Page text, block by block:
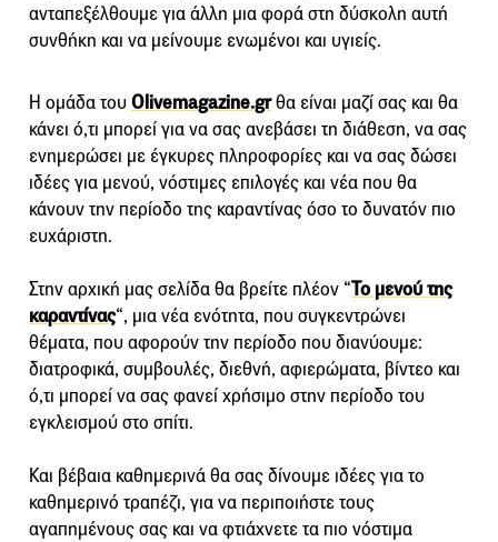
ανταπεξέλθουμε για άλλη μια φορά στη δύσκολη αυτή
συνθήκη και να μείνουμε ενωμένοι και υγιείς.
Η ομάδα του Olivemagazine.grθα είναι μαζί σας και θα
κάνει ό,τι μπορεί για να σας ανεβάσει τη διάθεση, να σας
ενημερώσει με έγκυρες πληροφορίες και να σας δώσει
ιδέες για μενού, νόστιμες επιλογές και νέα που θα
κάνουν την περίοδο της καραντίνας όσο το δυνατόν πιο
ευχάριστη.
Στην αρχική μας σελίδα θα βρείτε πλέον “Το μενού της
καραντίνας“, μια νέα ενότητα, που συγκεντρώνει
θέματα, που αφορούν την περίοδο που διανύουμε:
διατροφικά, συμβουλές, διεθνή, αφιερώματα, βίντεο και
ό,τι μπορεί να σας φανεί χρήσιμο στην περίοδο του
εγκλεισμού στο σπίτι.
Και βέβαια καθημερινά θα σας δίνουμε ιδέες για το
καθημερινό τραπέζι, για να περιποιήστε τους
αγαπημένους σας και να φτιάχνετε τα πιο νόστιμα